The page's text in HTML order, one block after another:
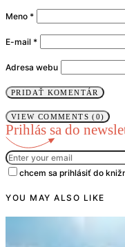
Meno *
E-mail *
Adresa webu
VIEW COMMENTS (0)
Prihlás sa do
chcem sa prihlásiť do
YOU MAY ALSO LIKE